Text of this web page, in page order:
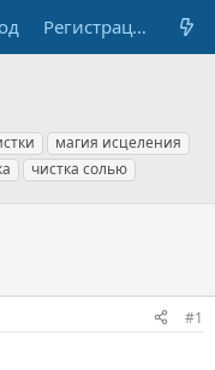
Регистрация
магия исцеления
чистка солью
#1